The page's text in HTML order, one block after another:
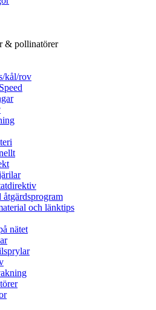
& pollinatörer
kål/rov
åtgärdsprogram
och länktips
nätet